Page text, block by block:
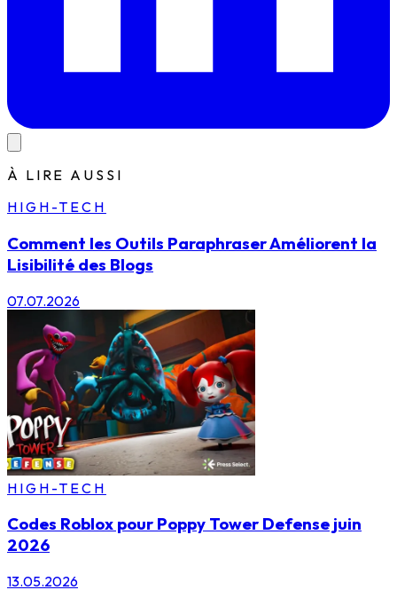
À LIRE AUSSI
HIGH-TECH
Comment les Outils Paraphraser Améliorent la
Lisibilité des Blogs
07.07.2026
HIGH-TECH
Codes Roblox pour Poppy Tower Defense juin
2026
13.05.2026